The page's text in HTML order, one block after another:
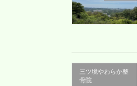
三ツ境やわらか整
骨院